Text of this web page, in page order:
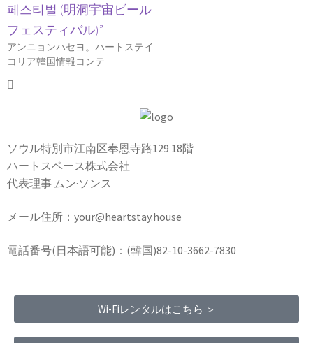
페스티벌 (明洞宇宙ビール
フェスティバル)”
アンニョンハセヨ。ハートステイ
コリア韓国情報コンテ
ソウル特別市江南区奉恩寺路129 18階
ハートスペース株式会社
代表理事 ムン·ソンス
メール住所：your@heartstay.house
電話番号(日本語可能)：(韓国)82-10-3662-7830
Wi-Fiレンタルはこちら ＞